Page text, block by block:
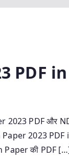
PDF
2023 PDF और
2023
Paper की PDF